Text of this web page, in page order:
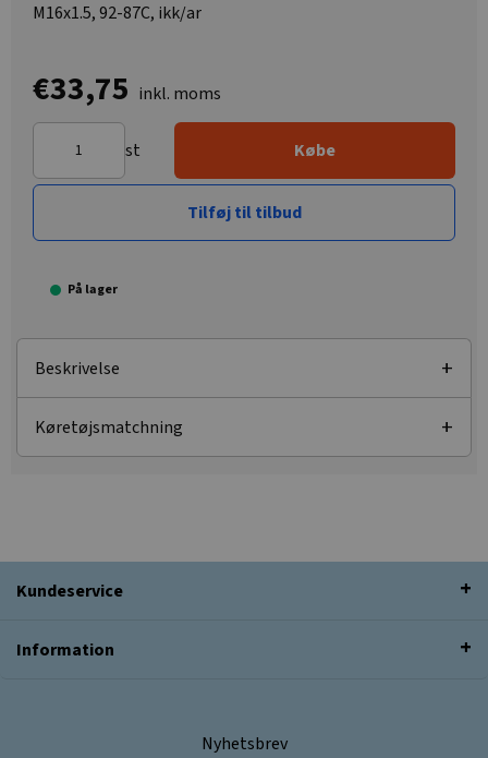
M16x1.5, 92-87C, ikk/ar
€33,75 inkl. moms
st Købe
Tilføj til tilbud
På lager
Beskrivelse
Køretøjsmatchning
Kundeservice
Information
Nyhetsbrev